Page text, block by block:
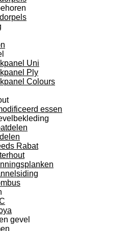
Uni
Ply
Colours
essen
Rabat
gevel